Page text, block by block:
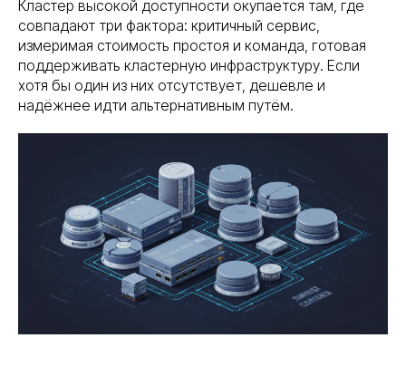
Кластер высокой доступности окупается там, где
совпадают три фактора: критичный сервис,
измеримая стоимость простоя и команда, готовая
поддерживать кластерную инфраструктуру. Если
хотя бы один из них отсутствует, дешевле и
надёжнее идти альтернативным путём.